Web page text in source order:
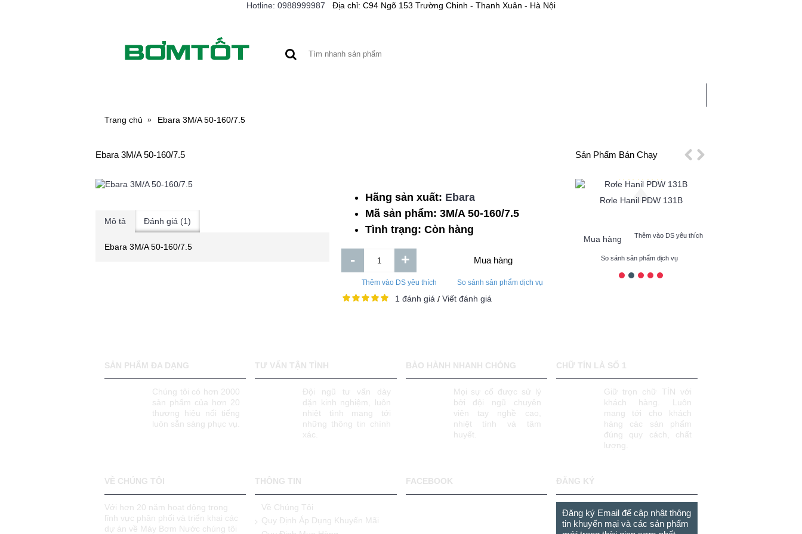
Hotline: 0988999987 Địa chỉ: C94 Ngõ 153 Trường Chinh - Thanh Xuân - Hà Nội
Trang chủ Ebara 3M/A 50-160/7.5
Sản Phẩm Bán Chạy
Daphovina 1HP Cột Áp Cao
So sánh sản phẩm dịch vụ
Rơle Hanil PDW 131B
Mua hàng Thêm vào DS yêu thích
So sánh sản phẩm dịch vụ
Ebara 3M/A 50-160/7.5
Mô tả Đánh giá (1)
Ebara 3M/A 50-160/7.5
Hãng sản xuất: Ebara
Mã sản phẩm: 3M/A 50-160/7.5
Tình trạng: Còn hàng
- + Mua hàng
Thêm vào DS yêu thích So sánh sản phẩm dịch vụ
1 đánh giá / Viết đánh giá
SẢN PHẨM ĐA DẠNG
Chúng tôi có hơn 2000
sản phẩm của hơn 20
thương hiệu nổi tiếng
luôn sẵn sàng phục vụ.
TƯ VẤN TẬN TÌNH
Đội ngũ tư vấn dày
dặn kinh nghiệm, luôn
nhiệt tình mang tới
những thông tin chính
xác.
BÀO HÀNH NHANH CHÓNG
Mọi sự cố được sử lý
bởi đội ngũ chuyên
viên tay nghề cao,
nhiệt tình và tâm
huyết.
CHỮ TÍN LÀ SỐ 1
Giữ trọn chữ TÍN với
khách hàng. Luôn
mang tới cho khách
hàng các sản phẩm
đúng quy cách, chất
lượng.
VỀ CHÚNG TÔI
Với hơn 20 năm hoạt động trong
lĩnh vực phân phối và triển khai các
dự án về Máy Bơm Nước chúng tôi
THÔNG TIN
Về Chúng Tôi
Quy Định Áp Dụng Khuyến Mãi
FACEBOOK ĐĂNG KÝ
Đăng ký Email để cập nhật thông
tin khuyến mại và các sản phẩm